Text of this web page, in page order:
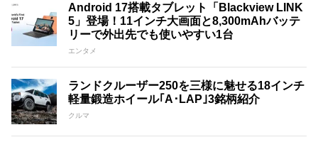
Android 17搭載タブレット「Blackview LINK
5」登場！11インチ大画面と8,300mAhバッテ
リーで外出先でも使いやすい1台
エンタメ
ランドクルーザー250を三様に魅せる18インチ
軽量鍛造ホイール｢A･LAP｣3銘柄紹介
クルマ